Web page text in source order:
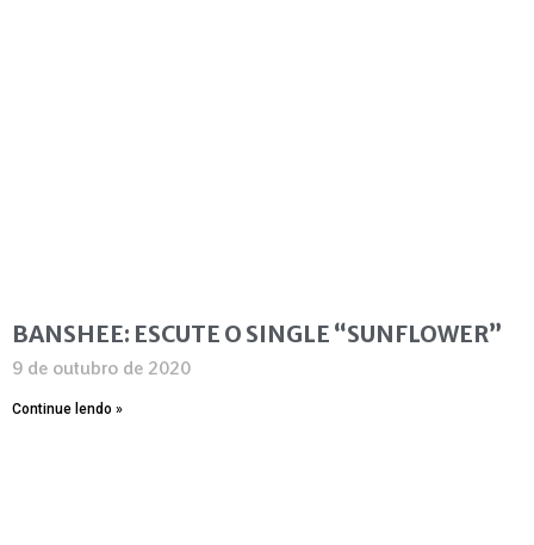
BANSHEE: ESCUTE O SINGLE “SUNFLOWER”
9 de outubro de 2020
Continue lendo »